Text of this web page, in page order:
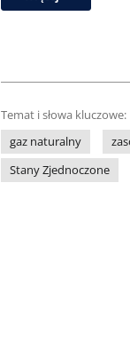
Temat i słowa kluczowe:
gaz naturalny
Stany Zjednoczone